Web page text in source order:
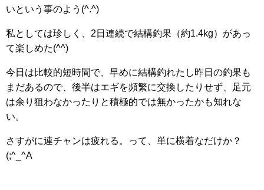
いという事のよう(^.^)
私としては珍しく、2日連続で結構釣果（約1.4kg）があっ
て楽しめた(^^)
今日は比較的短時間で、早めに結構釣れたし昨日の釣果も
まだあるので、後半はエギを頻繁に交換したりせず、足元
は余り狙わなかったりと積極的では無かったかも知れな
い。
さすがに連チャンは疲れる。って、単に横着なだけか？
(;^_^A